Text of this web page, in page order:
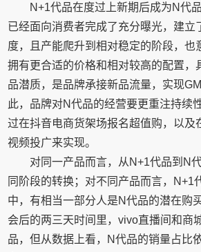
N+1代品在度过上新期后成为N代
已经面向消费者完成了充分曝光，建立
度，且产能爬升到相对稳定的阶段，也
拥有更合适的价格和相对较高的配置，
品潜质，是品牌承接新品流量，实现
此，品牌对N代品的经营要更重注持续
过在抖音电商货架场报名超值购，以及
视频投广来实现。
对同一产品而言，从N+1代品到N
同阶段的转换；对不同产品而言，N+1
中，有相当一部分人是N代品的潜在购
会后的两三天时间里，vivo直播间和商
品，但从数据上看，N代品的销量占比